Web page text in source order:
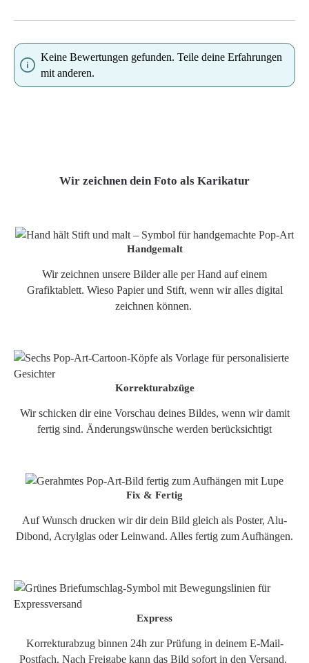
Keine Bewertungen gefunden. Teile deine Erfahrungen
mit anderen.
Wir zeichnen dein Foto als Karikatur
Handgemalt
Wir zeichnen unsere Bilder alle per Hand auf einem
Grafiktablett. Wieso Papier und Stift, wenn wir alles digital
zeichnen können.
Korrekturabzüge
Wir schicken dir eine Vorschau deines Bildes, wenn wir damit
fertig sind. Änderungswünsche werden berücksichtigt
Fix & Fertig
Auf Wunsch drucken wir dir dein Bild gleich als Poster, Alu-
Dibond, Acrylglas oder Leinwand. Alles fertig zum Aufhängen.
Express
Korrekturabzug binnen 24h zur Prüfung in deinem E-Mail-
Postfach. Nach Freigabe kann das Bild sofort in den Versand.